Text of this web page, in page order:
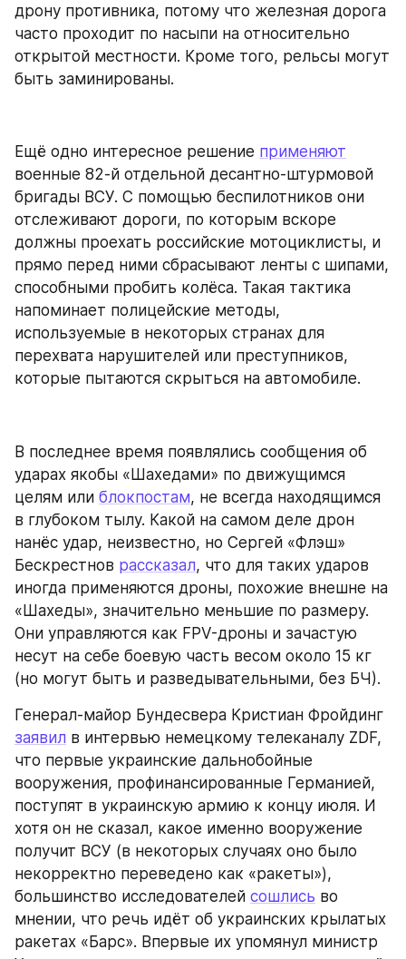
дрону противника, потому что железная дорога
часто проходит по насыпи на относительно
открытой местности. Кроме того, рельсы могут
быть заминированы.
Ещё одно интересное решение применяют
военные 82-й отдельной десантно-штурмовой
бригады ВСУ. С помощью беспилотников они
отслеживают дороги, по которым вскоре
должны проехать российские мотоциклисты, и
прямо перед ними сбрасывают ленты с шипами,
способными пробить колёса. Такая тактика
напоминает полицейские методы,
используемые в некоторых странах для
перехвата нарушителей или преступников,
которые пытаются скрыться на автомобиле.
В последнее время появлялись сообщения об
ударах якобы «Шахедами» по движущимся
целям или блокпостам, не всегда находящимся
в глубоком тылу. Какой на самом деле дрон
нанёс удар, неизвестно, но Сергей «Флэш»
Бескрестнов рассказал, что для таких ударов
иногда применяются дроны, похожие внешне на
«Шахеды», значительно меньшие по размеру.
Они управляются как FPV-дроны и зачастую
несут на себе боевую часть весом около 15 кг
(но могут быть и разведывательными, без БЧ).
заявил в интервью немецкому телеканалу ZDF,
что первые украинские дальнобойные
вооружения, профинансированные Германией,
поступят в украинскую армию к концу июля. И
хотя он не сказал, какое именно вооружение
получит ВСУ (в некоторых случаях оно было
некорректно переведено как «ракеты»),
большинство исследователей сошлись во
мнении, что речь идёт об украинских крылатых
ракетах «Барс». Впервые их упомянул министр